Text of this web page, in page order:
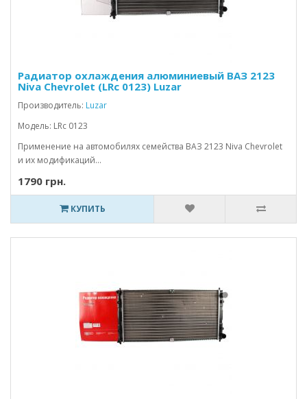
Радиатор охлаждения алюминиевый ВАЗ 2123
Niva Chevrolet (LRc 0123) Luzar
Производитель: Luzar
Модель: LRc 0123
Применение на автомобилях семейства ВАЗ 2123 Niva Chevrolet
и их модификаций...
1790 грн.
КУПИТЬ